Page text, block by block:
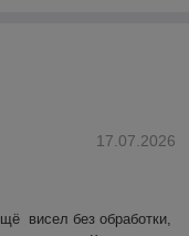
17.07.2026
висел без обработки,